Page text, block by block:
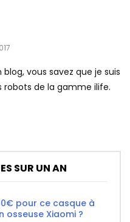
vous savez que je suis
robots de la gamme ilife.
SUR UN AN
pour ce casque à
osseuse Xiaomi ?